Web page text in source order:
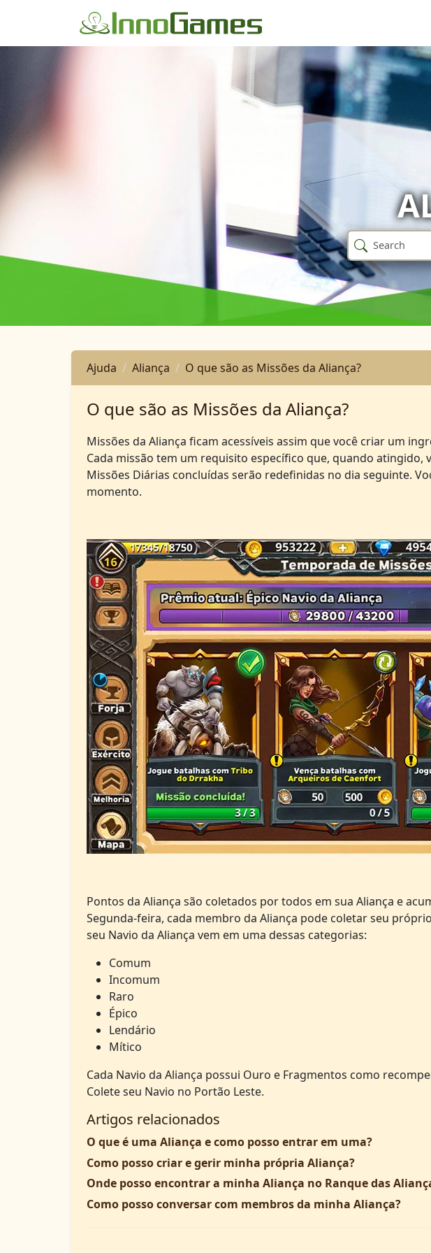
Ajuda Aliança O que são as Missões da Aliança?
O que são as Missões da Aliança?
Missões da Aliança ficam acessíveis assim que você criar um
Cada missão tem um requisito específico que, quando
Missões Diárias concluídas serão redefinidas no dia seguinte.
momento.
Pontos da Aliança são coletados por todos em sua Aliança e
Segunda-feira, cada membro da Aliança pode coletar seu
seu Navio da Aliança vem em uma dessas categorias:
Comum
Incomum
Raro
Épico
Lendário
Mítico
Cada Navio da Aliança possui Ouro e Fragmentos como
Colete seu Navio no Portão Leste.
Artigos relacionados
O que é uma Aliança e como posso entrar em uma?
Como posso criar e gerir minha própria Aliança?
Onde posso encontrar a minha Aliança no Ranque das
Como posso conversar com membros da minha Aliança?